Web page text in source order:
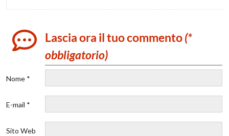
Lascia ora il tuo commento(*
obbligatorio)
Nome *
E-mail *
Sito Web